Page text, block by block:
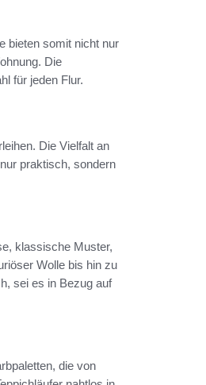
bieten somit nicht nur
Die
für jeden Flur.
Die Vielfalt an
praktisch, sondern
klassische Muster,
Wolle bis hin zu
sei es in Bezug auf
die von